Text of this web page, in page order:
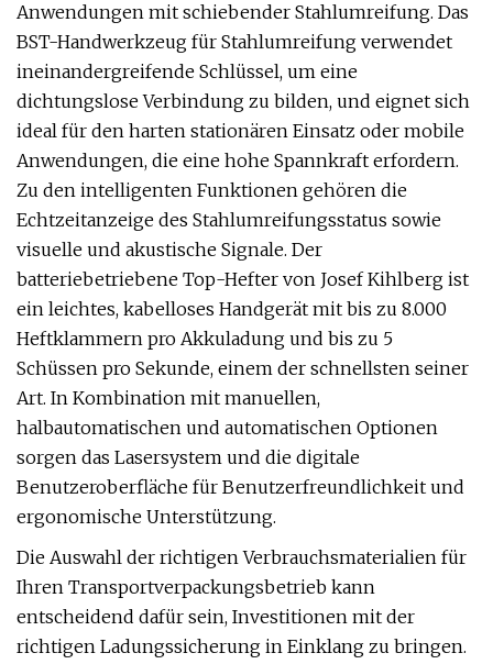
Anwendungen mit schiebender Stahlumreifung. Das
BST-Handwerkzeug für Stahlumreifung verwendet
ineinandergreifende Schlüssel, um eine
dichtungslose Verbindung zu bilden, und eignet sich
ideal für den harten stationären Einsatz oder mobile
Anwendungen, die eine hohe Spannkraft erfordern.
Zu den intelligenten Funktionen gehören die
Echtzeitanzeige des Stahlumreifungsstatus sowie
visuelle und akustische Signale. Der
batteriebetriebene Top-Hefter von Josef Kihlberg ist
ein leichtes, kabelloses Handgerät mit bis zu 8.000
Heftklammern pro Akkuladung und bis zu 5
Schüssen pro Sekunde, einem der schnellsten seiner
Art. In Kombination mit manuellen,
halbautomatischen und automatischen Optionen
sorgen das Lasersystem und die digitale
Benutzeroberfläche für Benutzerfreundlichkeit und
ergonomische Unterstützung.
Die Auswahl der richtigen Verbrauchsmaterialien für
Ihren Transportverpackungsbetrieb kann
entscheidend dafür sein, Investitionen mit der
richtigen Ladungssicherung in Einklang zu bringen.